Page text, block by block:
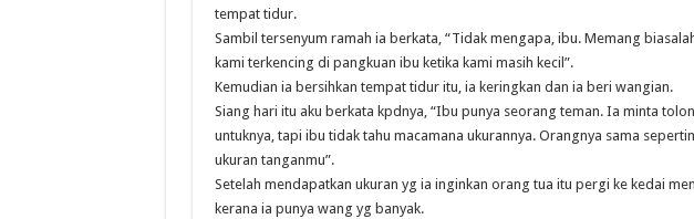
tempat tidur.
Sambil tersenyum ramah ia berkata, “Tidak mengapa, ibu. Memang
kami terkencing di pangkuan ibu ketika kami masih kecil”.
Kemudian ia bersihkan tempat tidur itu, ia keringkan dan ia beri wangian.
Siang hari itu aku berkata kpdnya, “Ibu punya seorang teman. Ia minta
untuknya, tapi ibu tidak tahu macamana ukurannya. Orangnya sama
ukuran tanganmu”.
Setelah mendapatkan ukuran yg ia inginkan orang tua itu pergi ke kedai
kerana ia punya wang yg banyak.